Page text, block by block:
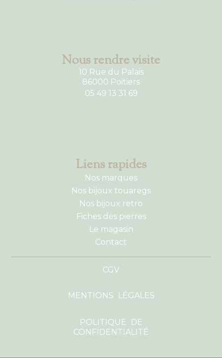
Nous rendre visite
10 Rue du Palais
86000 Poitiers
05 49 13 31 69
Liens rapides
Nos marques
Nos bijoux touaregs
Nos bijoux retro
Fiches des pierres
Le magasin
Contact
CGV
MENTIONS LÉGALES
POLITIQUE DE
CONFIDENTIALITÉ